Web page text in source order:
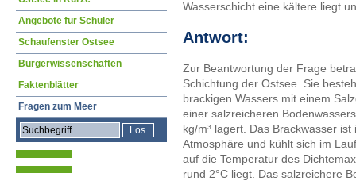
Wasserschicht eine kältere liegt
Antwort:
Zur Beantwortung der Frage
Schichtung der Ostsee. Sie
brackigen Wassers mit einem
einer salzreicheren
kg/m³ lagert. Das Brackwasser
Atmosphäre und kühlt sich im
auf die Temperatur des
rund 2°C liegt. Das salzreichere
Angebote für Schüler
Schaufenster Ostsee
Bürgerwissenschaften
Faktenblätter
Fragen zum Meer